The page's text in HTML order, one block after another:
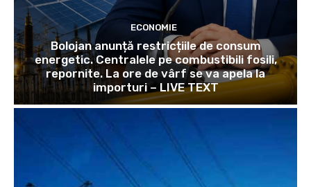
ECONOMIE
Bolojan anunță restricțiile de consum
energetic. Centralele pe combustibili fosili,
repornite. La ore de vârf se va apela la
importuri – LIVE TEXT